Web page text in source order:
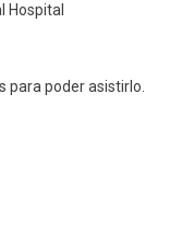
Hospital
para poder asistirlo.